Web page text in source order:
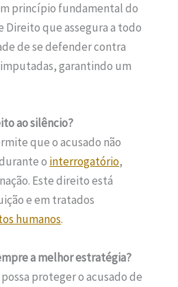
princípio fundamental do
Direito que assegura a todo
de se defender contra
garantindo um
ao silêncio?
que o acusado não
o interrogatório,
Este direito está
e em tratados
humanos.
a melhor estratégia?
proteger o acusado de